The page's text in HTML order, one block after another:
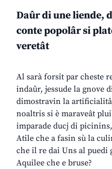
Daûr di une liende,
conte popolâr si
veretât
Al sarà forsit par cheste
indaûr, jessude la gnove
dimostravin la
noaltris si è maraveât
imparade ducj di
Atile che a fasin sù la
che il re dai Uns al
Aquilee che e bruse?